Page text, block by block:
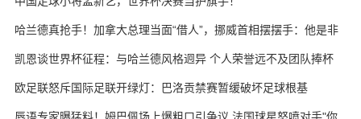
哈兰德真抢手！加拿大总理当面“借人”，挪威首相摆摆手：他是非
卖品
凯恩谈世界杯征程：与哈兰德风格迥异 个人荣誉远不及团队捧杯
欧足联怒斥国际足联开绿灯：巴洛贡禁赛暂缓破坏足球根基